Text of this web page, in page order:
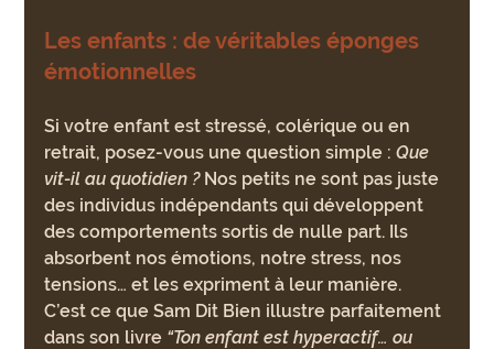
Les enfants : de véritables éponges
émotionnelles
Si votre enfant est stressé, colérique ou en
retrait, posez-vous une question simple : Que
vit-il au quotidien ? Nos petits ne sont pas juste
des individus indépendants qui développent
des comportements sortis de nulle part. Ils
absorbent nos émotions, notre stress, nos
tensions… et les expriment à leur manière.
C’est ce que Sam Dit Bien illustre parfaitement
dans son livre “Ton enfant est hyperactif… ou